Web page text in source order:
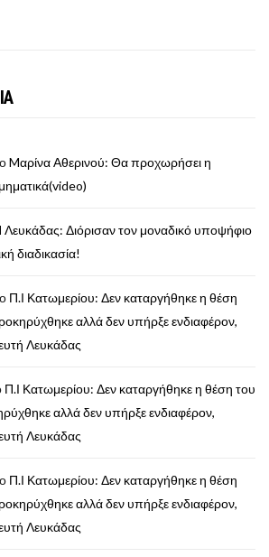
Mαρίνα Αθερινού: Θα προχωρήσει η
Διόρισαν τον μοναδικό υποψήφιο
διαδικασία!
Π.Ι Κατωμερίου: Δεν καταργήθηκε η θέση
αλλά δεν υπήρξε ενδιαφέρον,
Λευκάδας
Π.Ι Κατωμερίου: Δεν καταργήθηκε η θέση του
αλλά δεν υπήρξε ενδιαφέρον,
Λευκάδας
Π.Ι Κατωμερίου: Δεν καταργήθηκε η θέση
αλλά δεν υπήρξε ενδιαφέρον,
Λευκάδας